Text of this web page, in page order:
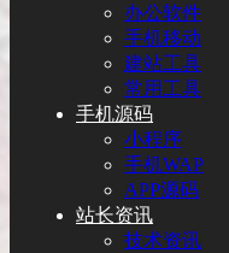
办公软件
手机移动
建站工具
常用工具
手机源码
小程序
手机WAP
APP源码
站长资讯
技术资讯